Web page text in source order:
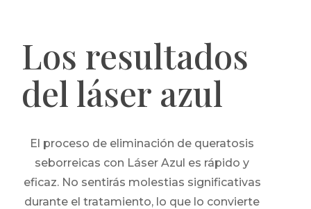
Los resultados
del láser azul
El proceso de eliminación de queratosis
seborreicas con Láser Azul es rápido y
eficaz. No sentirás molestias significativas
durante el tratamiento, lo que lo convierte